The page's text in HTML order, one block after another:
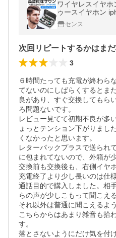
ワイヤレスイヤホン
ゥースイヤホン
重低音 左右分離
PX7防水 2020新
センス
次回リピートするかはま
3
６時間たっても充電が終わら
てないのにしばらくするとま
良があり、すぐ交換してもら
ろ問題ないです。
レビュー見てて初期不良が多
ょっとテンション下がりまし
くなかったと思います。
レターパックプラスで送られ
に包まれてないので、外箱が
交換前も交換後も、右側イヤ
充電終了より少し長いのは仕
通話目的で購入しました。相
らの声が少しこもって聞こえ
それ以外は普通に聞こえるよう
こちらからはあまり雑音も拾
す。
落とさないようにだけ気を付